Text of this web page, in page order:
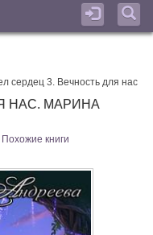
сердец 3. Вечность для нас
НАС. МАРИНА
Похожие книги